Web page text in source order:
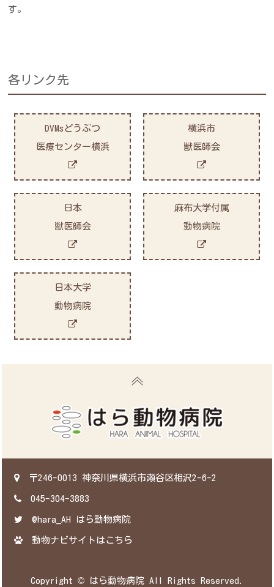
す。
各リンク先
DVMsどうぶつ
医療センター横浜
横浜市
獣医師会
日本
獣医師会
麻布大学付属
動物病院
日本大学
動物病院
〒246-0013 神奈川県横浜市瀬谷区相沢2-6-2
045-304-3883
‎@hara_AH はら動物病院
‎動物ナビサイトはこちら
Copyright © はら動物病院 All Rights Reserved.